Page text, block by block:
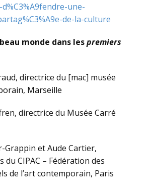
une-
de-la-culture
monde dans lespremiers
directrice du [mac] musée
Marseille
directrice du Musée Carré
Grappin et Aude Cartier,
du CIPAC – Fédération des
de l’art contemporain, Paris